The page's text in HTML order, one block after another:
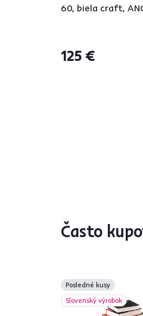
60, biela craft,
125 €
Často
Posledné kusy
Slovenský výrobok